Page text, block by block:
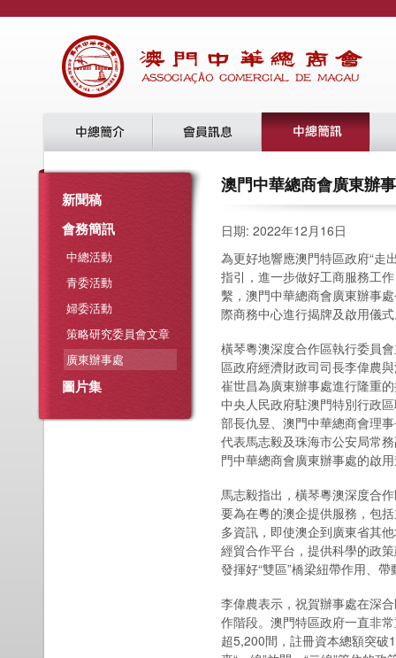
新聞稿
會務簡訊
中總活動
青委活動
婦委活動
策略研究委員會文章
廣東辦事處
圖片集
澳門中華總商會廣東辦
日期: 2022年12月16日
為更好地響應澳門特區政府“走
指引，進一步做好工商服務工
繫，澳門中華總商會廣東辦事
際商務中心進行揭牌及啟用儀
橫琴粵澳深度合作區執行委員
區政府經濟財政司司長李偉農
崔世昌為廣東辦事處進行隆重
中央人民政府駐澳門特別行政
部長仇昱、澳門中華總商會理
代表馬志毅及珠海市公安局常
門中華總商會廣東辦事處的啟
馬志毅指出，橫琴粵澳深度合
要為在粵的澳企提供服務，包
多資訊，即使澳企到廣東省其
經貿合作平台，提供科學的政
發揮好“雙區”橋梁紐帶作用、
李偉農表示，祝賀辦事處在深
作階段。澳門特區政府一直非
超5,200間，註冊資本總額突